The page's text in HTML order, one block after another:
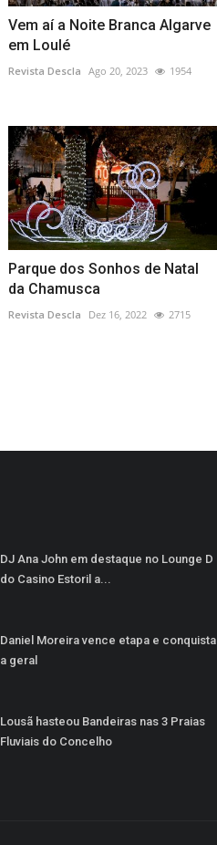
Vem aí a Noite Branca Algarve
em Loulé
Revista Descla Ago 20, 2023 1954
Parque dos Sonhos de Natal
da Chamusca
Revista Descla Dez 16, 2022 2715
DJ Ana John em destaque no Lounge D
do Casino Estoril a...
Daniel Moreira vence etapa e conquista
a geral
Lousã hasteou Bandeiras nas 3 Praias
Fluviais do Concelho